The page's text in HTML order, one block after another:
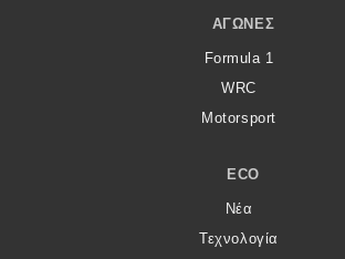
ΑΓΏΝΕΣ
Formula 1
WRC
Motorsport
ECO
Νέα
Τεχνολογία